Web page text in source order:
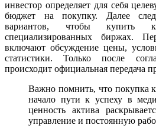
инвестор определяет для себя
бюджет на покупку. Далее
вариантов, чтобы
специализированных биржах.
включают обсуждение цены,
статистики. Только после
происходит официальная передача
Важно помнить, что покупка
начало пути к успеху в
ценность актива
управление и постоянную